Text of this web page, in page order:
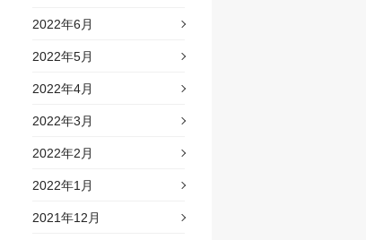
2022年6月
2022年5月
2022年4月
2022年3月
2022年2月
2022年1月
2021年12月